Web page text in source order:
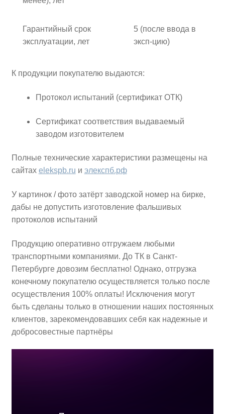
Гарантийный срок
эксплуатации, лет
5 (после ввода в
эксп-цию)
К продукции покупателю выдаются:
Протокол испытаний (сертификат ОТК)
Сертификат соответствия выдаваемый
заводом изготовителем
Полные технические характеристики размещены на
сайтах elekspb.ru и элекспб.рф
У картинок / фото затёрт заводской номер на бирке,
дабы не допустить изготовление фальшивых
протоколов испытаний
Продукцию оперативно отгружаем любыми
транспортными компаниями. До ТК в Санкт-
Петербурге довозим бесплатно! Однако, отгрузка
конечному покупателю осуществляется только после
осуществления 100% оплаты! Исключения могут
быть сделаны только в отношении наших постоянных
клиентов, зарекомендовавших себя как надежные и
добросовестные партнёры